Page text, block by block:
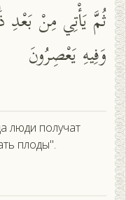
ثُمَّ يَأْتِي مِنْ
وَفِيهِ يَعْصِرُونَ
люди получат
плоды".